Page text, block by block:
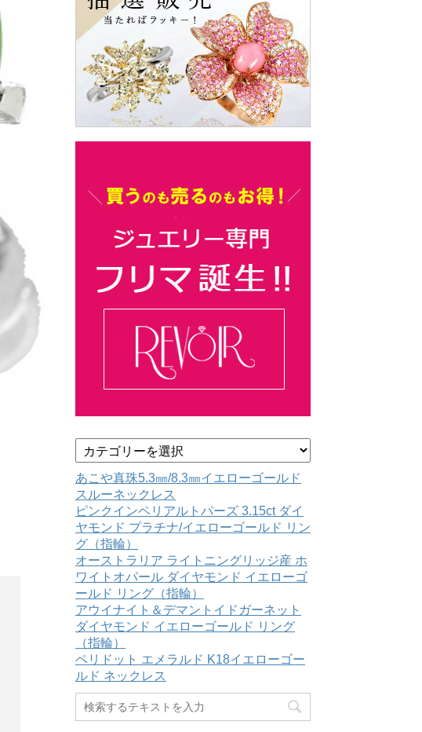
テ
ゴ
リ
ー
あこや真珠5.3㎜/8.3㎜イエローゴールド
スルーネックレス
ピンクインペリアルトパーズ 3.15ct ダイ
ヤモンド プラチナ/イエローゴールド リン
グ（指輪）
オーストラリア ライトニングリッジ産 ホ
ワイトオパール ダイヤモンド イエローゴ
ールド リング（指輪）
アウイナイト＆デマントイドガーネット
ダイヤモンド イエローゴールド リング
（指輪）
ペリドット エメラルド K18イエローゴー
ルド ネックレス